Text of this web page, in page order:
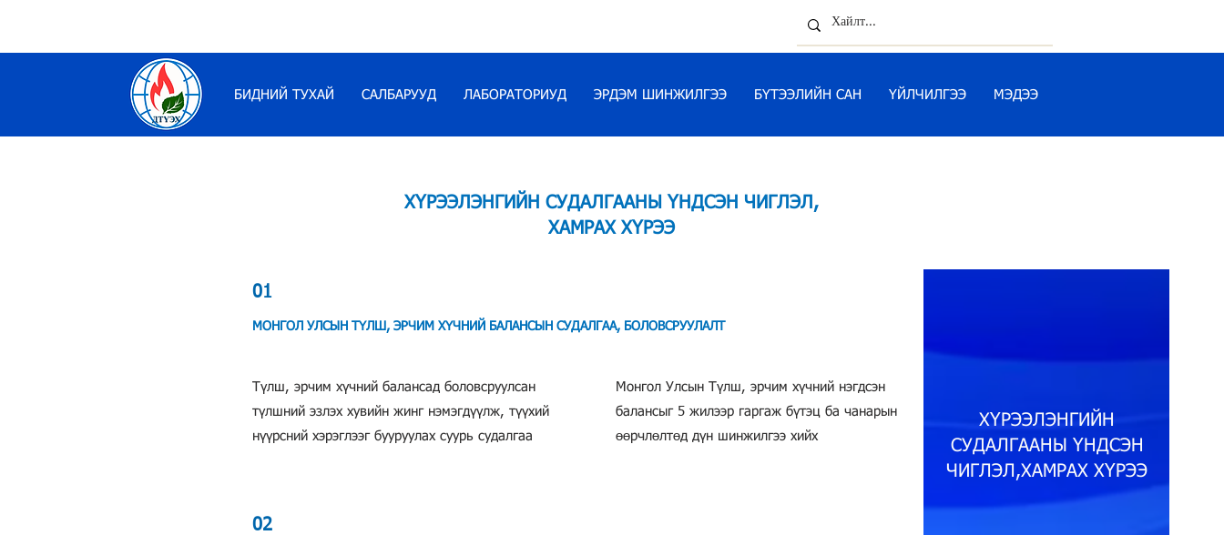
БИДНИЙ ТУХАЙ САЛБАРУУД ЛАБОРАТОРИУД ЭРДЭМ ШИНЖИЛГЭЭ БҮТЭЭЛИЙН САН ҮЙЛЧИЛГЭЭ МЭДЭЭ
ХҮРЭЭЛЭНГИЙН СУДАЛГААНЫ ҮНДСЭН ЧИГЛЭЛ,
ХАМРАХ ХҮРЭЭ
01
МОНГОЛ УЛСЫН ТҮЛШ, ЭРЧИМ ХҮЧНИЙ БАЛАНСЫН СУДАЛГАА, БОЛОВСРУУЛАЛТ
Түлш, эрчим хүчний балансад боловсруулсан
түлшний эзлэх хувийн жинг нэмэгдүүлж, түүхий
нүүрсний хэрэглээг бууруулах суурь судалгаа​
Монгол Улсын Түлш, эрчим хүчний нэгдсэн
балансыг 5 жилээр гаргаж бүтэц ба чанарын
өөрчлөлтөд дүн шинжилгээ хийх
02
ХҮРЭЭЛЭНГИЙН
СУДАЛГААНЫ ҮНДСЭН
ЧИГЛЭЛ,ХАМРАХ ХҮРЭЭ